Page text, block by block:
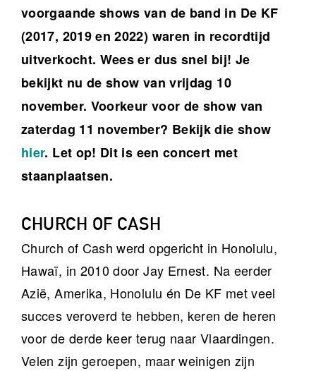
voorgaande shows van de band in De KF
(2017, 2019 en 2022) waren in recordtijd
uitverkocht. Wees er dus snel bij! Je
bekijkt nu de show van vrijdag 10
november. Voorkeur voor de show van
zaterdag 11 november? Bekijk die show
hier. Let op! Dit is een concert met
staanplaatsen.
CHURCH OF CASH
Church of Cash werd opgericht in Honolulu,
Hawaï, in 2010 door Jay Ernest. Na eerder
Azië, Amerika, Honolulu én De KF met veel
succes veroverd te hebben, keren de heren
voor de derde keer terug naar Vlaardingen.
Velen zijn geroepen, maar weinigen zijn